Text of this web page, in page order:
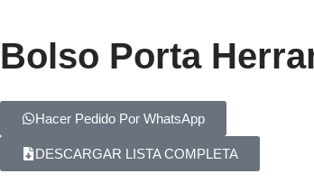
Bolso Porta
Hacer Pedido Por WhatsApp
DESCARGAR LISTA COMPLETA